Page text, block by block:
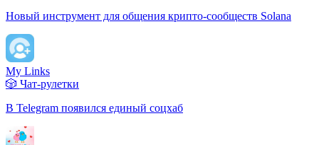
Новый инструмент для общения крипто-сообществ Solana
My Links
🎲 Чат-рулетки
В Telegram появился единый соцхаб